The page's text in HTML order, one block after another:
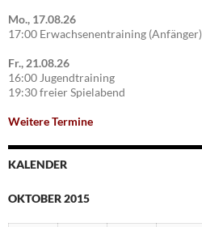
Mo., 17.08.26
17:00 Erwachsenentraining (Anfänger)
Fr., 21.08.26
16:00 Jugendtraining
19:30 freier Spielabend
Weitere Termine
KALENDER
OKTOBER 2015